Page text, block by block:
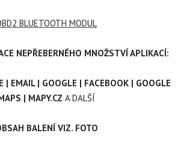
BLUETOOTH MODUL
NEPŘEBERNÉHO MNOŽSTVÍ APLIKACÍ:
| EMAIL | GOOGLE | FACEBOOK | GOOGLE
| MAPY.CZ A DALŠÍ
BALENÍ VIZ. FOTO